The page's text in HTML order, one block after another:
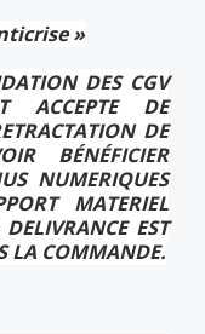
»
DES CGV
ACCEPTE DE
DE
BÉNÉFICIER
NUMERIQUES
MATERIEL
EST
LA COMMANDE.